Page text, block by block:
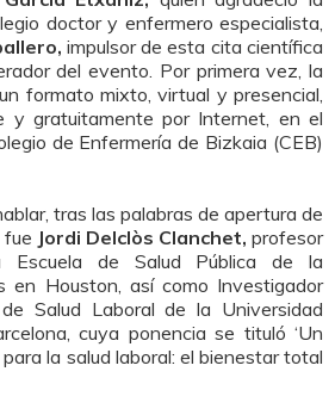
doctor y enfermero especialista,
impulsor de esta cita científica
del evento. Por primera vez, la
formato mixto, virtual y presencial,
y gratuitamente por Internet, en el
de Enfermería de Bizkaia (CEB)
tras las palabras de apertura de
fue Jordi Delclòs Clanchet, profesor
de Salud Pública de la
en Houston, así como Investigador
Salud Laboral de la Universidad
cuya ponencia se tituló ‘Un
la salud laboral: el bienestar total